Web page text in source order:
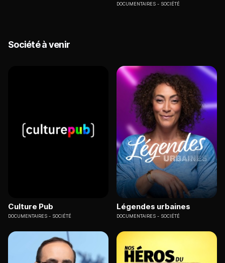
DOCUMENTAIRES SOCIÉTÉ
Société à venir
Culture Pub
DOCUMENTAIRES SOCIÉTÉ
Légendes urbaines
DOCUMENTAIRES SOCIÉTÉ